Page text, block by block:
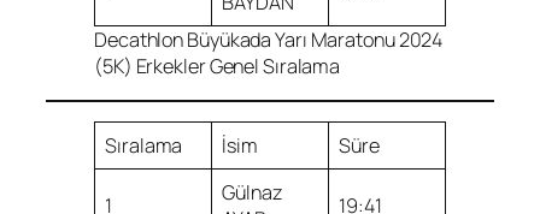
Decathlon Büyükada Yarı Maratonu 2024
(5K) Erkekler Genel Sıralama
Sıralama İsim Süre
1
Gülnaz
19:41